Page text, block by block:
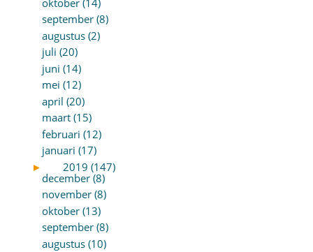
september (8)
augustus (2)
juli (20)
juni (14)
mei (12)
april (20)
maart (15)
februari (12)
januari (17)
►
2019 (147)
december (8)
november (8)
oktober (13)
september (8)
augustus (10)